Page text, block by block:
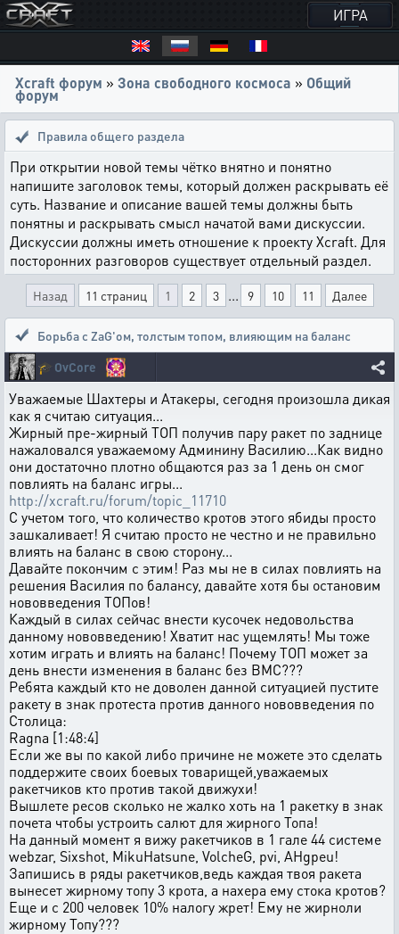
ИГРА
Xcraft форум » Зона свободного космоса » Общий
форум
Правила общего раздела
При открытии новой темы чётко внятно и понятно
напишите заголовок темы, который должен раскрывать её
суть. Название и описание вашей темы должны быть
понятны и раскрывать смысл начатой вами дискуссии.
Дискуссии должны иметь отношение к проекту Xcraft. Для
посторонних разговоров существует отдельный раздел.
Назад 11 страниц 1 2 3 ... 9 10 11 Далее
Борьба с ZaG'ом, толстым топом, влияющим на баланс
🎓 OvCore
Уважаемые Шахтеры и Атакеры, сегодня произошла дикая
как я считаю ситуация...
Жирный пре-жирный ТОП получив пару ракет по заднице
нажаловался уважаемому Админину Василию...Как видно
они достаточно плотно общаются раз за 1 день он смог
повлиять на баланс игры...
http://xcraft.ru/forum/topic_11710
С учетом того, что количество кротов этого ябиды просто
зашкаливает! Я считаю просто не честно и не правильно
влиять на баланс в свою сторону...
Давайте покончим с этим! Раз мы не в силах повлиять на
решения Василия по балансу, давайте хотя бы остановим
нововведения ТОПов!
Каждый в силах сейчас внести кусочек недовольства
данному нововведению! Хватит нас ущемлять! Мы тоже
хотим играть и влиять на баланс! Почему ТОП может за
день внести изменения в баланс без ВМС???
Ребята каждый кто не доволен данной ситуацией пустите
ракету в знак протеста против данного нововведения по
Столица:
Ragna [1:48:4]
Если же вы по какой либо причине не можете это сделать
поддержите своих боевых товарищей,уважаемых
ракетчиков кто против такой движухи!
Вышлете ресов сколько не жалко хоть на 1 ракетку в знак
почета чтобы устроить салют для жирного Топа!
На данный момент я вижу ракетчиков в 1 гале 44 системе
webzar, Sixshot, MikuHatsune, VolcheG, pvi, AHgpeu!
Запишись в ряды ракетчиков,ведь каждая твоя ракета
вынесет жирному топу 3 крота, а нахера ему стока кротов?
Еще и с 200 человек 10% налогу жрет! Ему не жирноли
жирному Топу???